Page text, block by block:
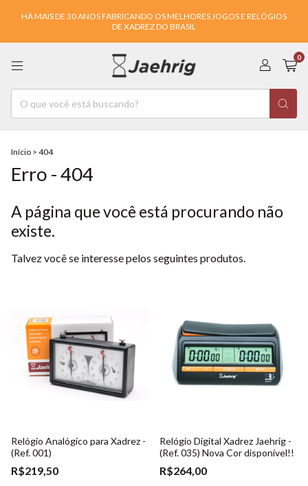
HÁ MAIS DE 30 ANOS FABRICANDO OS MELHORES JOGOS E RELÓGIOS
DE XADREZ DO BRASIL
0
Início > 404
Erro - 404
A página que você está procurando não
existe.
Talvez você se interesse pelos seguintes produtos.
Relógio Analógico para Xadrez -
(Ref. 001)
R$219,50
Relógio Digital Xadrez Jaehrig -
(Ref. 035) Nova Cor disponível!!
R$264,00